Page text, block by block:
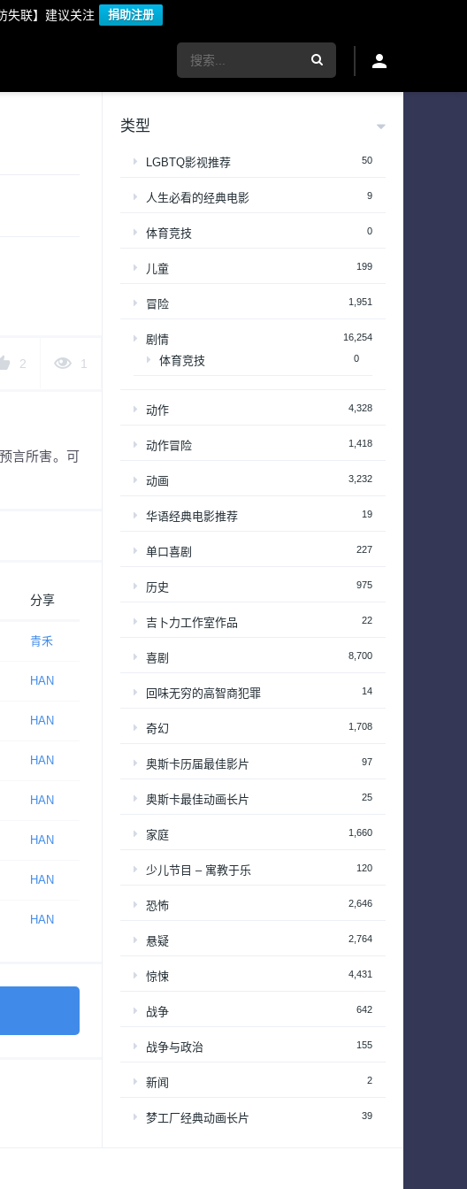
失联】建议关注 捐助注册
2 1
言所害。可
分享
青禾
HAN
HAN
HAN
HAN
HAN
HAN
HAN
类型
LGBTQ影视推荐 50
人生必看的经典电影 9
体育竞技 0
儿童 199
冒险 1,951
剧情 16,254
体育竞技 0
动作 4,328
动作冒险 1,418
动画 3,232
华语经典电影推荐 19
单口喜剧 227
历史 975
吉卜力工作室作品 22
喜剧 8,700
回味无穷的高智商犯罪 14
奇幻 1,708
奥斯卡历届最佳影片 97
奥斯卡最佳动画长片 25
家庭 1,660
少儿节目 – 寓教于乐 120
恐怖 2,646
悬疑 2,764
惊悚 4,431
战争 642
战争与政治 155
新闻 2
梦工厂经典动画长片 39